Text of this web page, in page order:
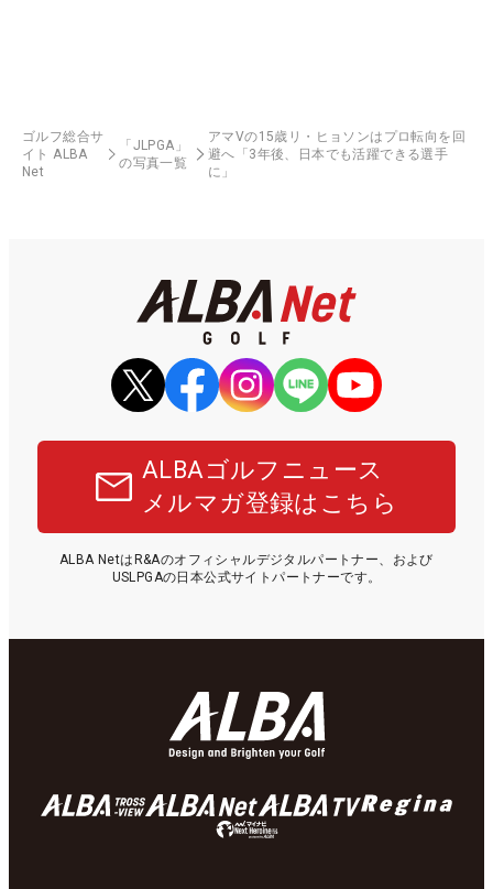
ゴルフ総合サ
イト ALBA
Net
「JLPGA」
の写真一覧
アマVの15歳リ・ヒョソンはプロ転向を回
避へ「3年後、日本でも活躍できる選手
に」
ALBAゴルフニュース
メルマガ登録はこちら
ALBA NetはR&Aのオフィシャルデジタルパートナー、および
USLPGAの日本公式サイトパートナーです。